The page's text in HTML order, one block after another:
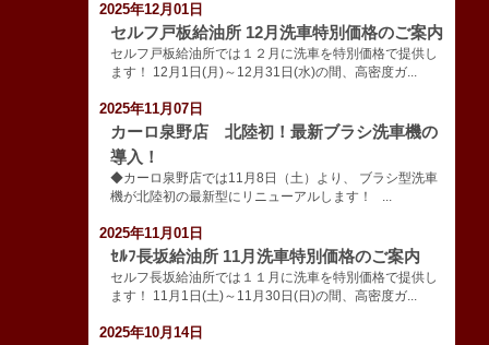
2025年12月01日
セルフ戸板給油所 12月洗車特別価格のご案内
セルフ戸板給油所では１２月に洗車を特別価格で提供し
ます！ 12月1日(月)～12月31日(水)の間、高密度ガ...
2025年11月07日
カーロ泉野店 北陸初！最新ブラシ洗車機の
導入！
◆カーロ泉野店では11月8日（土）より、 ブラシ型洗車
機が北陸初の最新型にリニューアルします！ ...
2025年11月01日
ｾﾙﾌ長坂給油所 11月洗車特別価格のご案内
セルフ長坂給油所では１１月に洗車を特別価格で提供し
ます！ 11月1日(土)～11月30日(日)の間、高密度ガ...
2025年10月14日